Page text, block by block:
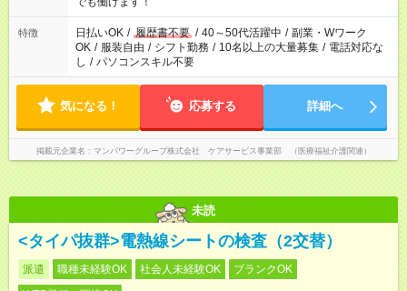
短時間・短期間の就業はご案内が難しい場合があります
特徴 日払いOK / 履歴書不要 / 40～50代活躍中 / 副業・Wワーク
OK / 服装自由 / シフト勤務 / 10名以上の大量募集 / 電話対応な
し / パソコンスキル不要
気になる！ 応募する 詳細へ
掲載元企業名 マンパワーグループ株式会社 ケアサービス事業部 （医療福祉介護関連）
未読
<タイパ抜群>電熱線シートの検査（2交替）
派遣 職種未経験OK 社会人未経験OK
ブランクOK